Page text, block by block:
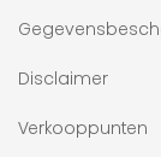
Disclaimer
Verkooppunten